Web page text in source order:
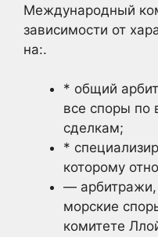
Международный
зависимости от
на:.
* общий
все споры по
сделкам;
*
которому
— арбитражи,
морские
комитете